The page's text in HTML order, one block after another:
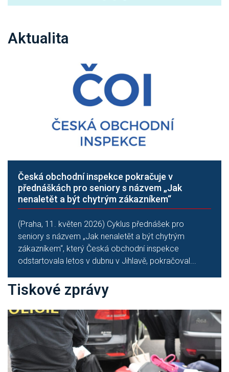
Aktualita
Česká obchodní inspekce pokračuje v
přednáškách pro seniory s názvem „Jak
nenaletět a být chytrým zákazníkem“
(Praha, 11. květen 2026) Cyklus přednášek pro
seniory s názvem „Jak nenaletět a být chytrým
zákazníkem“, který Česká obchodní inspekce
odstartovala letos v dubnu v Jihlavě, pokračoval...
Tiskové zprávy